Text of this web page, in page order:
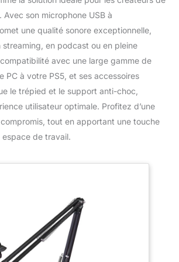
son microphone USB à
une qualité sonore exceptionnelle,
en podcast ou en pleine
avec une large gamme de
PC à votre PS5, et ses accessoires
le trépied et le support anti-choc,
utilisateur optimale. Profitez d’une
tout en apportant une touche
espace de travail.